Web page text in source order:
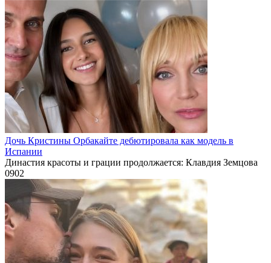
Дочь Кристины Орбакайте дебютировала как модель в
Испании
Династия красоты и грации продолжается: Клавдия Земцова
0902